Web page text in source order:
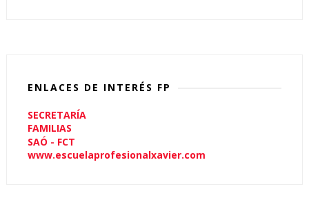
ENLACES DE INTERÉS FP
SECRETARÍA
FAMILIAS
SAÓ - FCT
www.escuelaprofesionalxavier.com